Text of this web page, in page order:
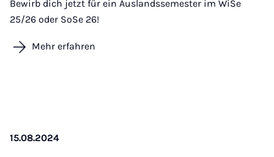
Bewirb dich jetzt für ein Auslandssemester im WiSe
25/26 oder SoSe 26!
Mehr erfahren
15.08.2024